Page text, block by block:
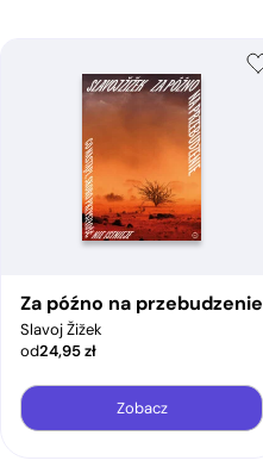
Za późno na przebudzenie
Slavoj Žižek
od24,95zł
Zobacz